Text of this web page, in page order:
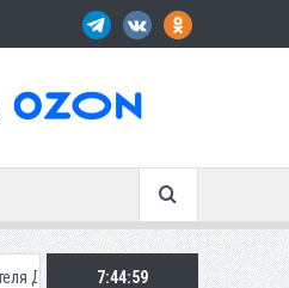
Роспотребнадзор предупредил о
7:45:01